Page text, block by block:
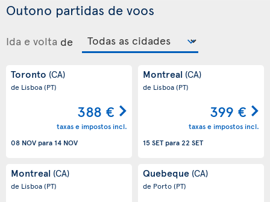
Outono partidas de voos
Ida e volta de
Toronto (CA)
de Lisboa(PT)
388 €
taxas e impostos incl.
08 NOV para14 NOV
Montreal (CA)
de Lisboa(PT)
399 €
taxas e impostos incl.
15 SETpara22 SET
Montreal (CA)
de Lisboa(PT)
Quebeque (CA)
de Porto(PT)